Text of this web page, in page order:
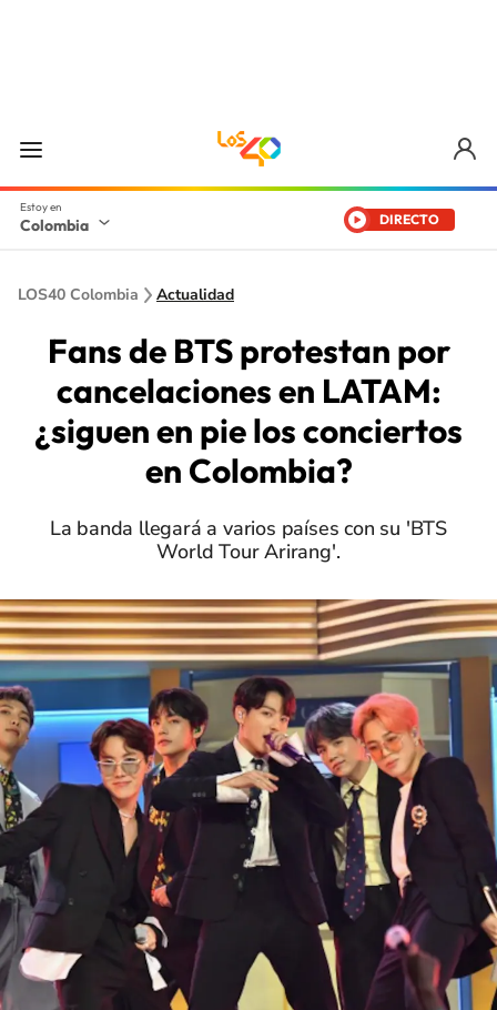
Colombia DIRECTO
LOS40 Colombia Actualidad
Fans de BTS protestan por
cancelaciones en LATAM:
¿siguen en pie los conciertos
en Colombia?
La banda llegará a varios países con su 'BTS
World Tour Arirang'.